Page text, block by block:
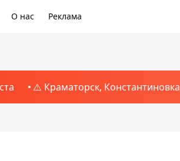
О нас Реклама
⚠️ Краматорск, Константиновка